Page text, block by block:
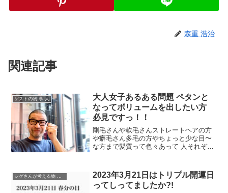
森重 浩治
関連記事
ゲストの物 事 人
大人女子あるある問題 ペタンと
なってボリュームを出したい方
必見ですっ！！
剛毛さんや軟毛さんストレートヘアの方
や癖毛さん多毛の方やちょっと少な目〜
な方まで髪質って色々あって 人それぞれ
店からも程近い南船場美容室manitoga(マ
ニトガ）美容...
シゲさんが考える物 事 人
2023年3月21日はトリプル開運日
ってしってましたか?!